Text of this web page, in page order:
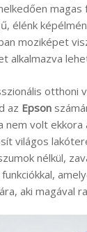
élénk
moziképet
alkalmazva
otthoni
az Epson
nem volt
világos
nélkül,
aki magával